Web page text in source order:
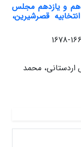
و یازدهم مجلس
قصرشیرین،
1660-
محمد